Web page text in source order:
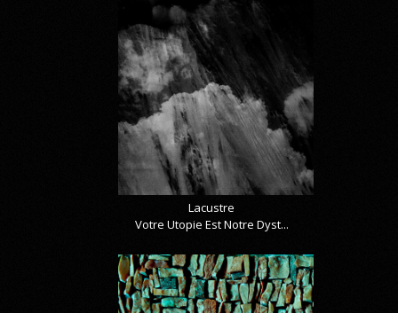
Lacustre
Votre Utopie Est Notre Dyst...